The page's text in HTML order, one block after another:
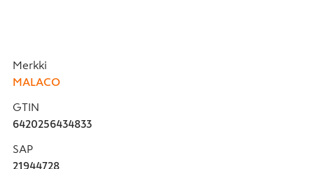
Merkki
MALACO
GTIN
6420256434833
SAP
21944728